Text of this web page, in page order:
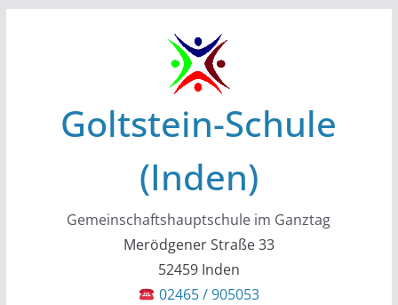
Goltstein-Schule
(Inden)
Gemeinschaftshauptschule im Ganztag
Merödgener Straße 33
52459 Inden
02465 / 905053